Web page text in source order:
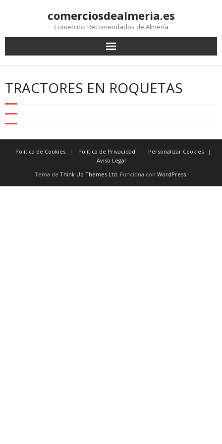
comerciosdealmeria.es
Comercios Recomendados de Almería
TRACTORES EN ROQUETAS
Política de Cookies Política de Privacidad
Personalizar Cookies
Aviso Legal
Tema de Think Up Themes Ltd. Funciona con WordPress.